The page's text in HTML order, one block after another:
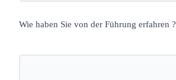
Wie haben Sie von der Führung erfahren ?